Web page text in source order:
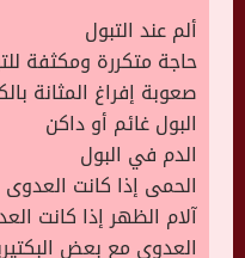
ألم عند التبول
حاجة متكررة ومكثفة
صعوبة إفراغ المثانة
البول غائم أو داكن
الدم في البول
الحمى إذا كانت
آلام الظهر إذا كانت
العدوى مع بعض